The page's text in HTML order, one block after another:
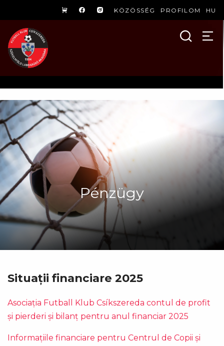
KÖZÖSSÉG PROFILOM HU
Pénzügy
Situații financiare 2025
Asociația Futball Klub Csíkszereda contul de profit
și pierderi și bilanț pentru anul financiar 2025
Informațiile financiare pentru Centrul de Copii și